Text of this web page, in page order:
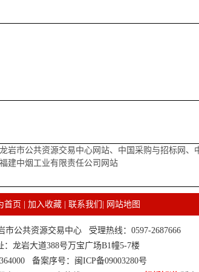
岩市公共资源交易中心网站、中国采购与招标网、
建中烟工业有限责任公司网站
首页 加入收藏| 联系我们 网站地图
市公共资源交易中心 受理热线：0597-2687666
：龙岩大道388号万宝广场B1幢5-7楼
备案序号： 闽ICP备09003280号